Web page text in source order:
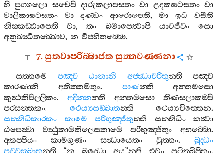
හි පුග‍්ගලො සචෙපි දාරුකලාපසතං වා උදකඝටසතං වා
වාලිකාඝටසතං
වා දණ‍්ඩං ආරොපෙති, මා ඉධ
වසීති
නික‍්කඩ‍්ඪාපෙති
වා,තං ඛමාපෙත්‍වාපි යාවජීවං
සො
අනුබන්‍ධිතබ‍්බොව, න විජහිතබ‍්බො.
7.සුතවාපරිබ‍්බාජකසුත‍්තවණ‍්ණනා
සත‍්තමෙ පඤ‍්ච ඨානානි අජ‍්ඣාචරිතුන‍්ති
පඤ‍්ච
කාරණානි
අතික‍්කමිතුං. පාණන‍්ති
අන‍්තමසො
කුන්‍ථකිපිල‍්ලිකං.අදින‍්නන‍්ති අන‍්තමසො
තිණසලාකම‍්පි
පරසන‍්තකං. ථෙය්‍යසඞ‍්ඛාතන‍්ති ථෙය්‍යචිත‍්තෙන.
සන‍්නිධිකාරකං
කාමෙ පරිභුඤ‍්ජිතුන‍්ති සන‍්නිධිං
කත්‍වා
ඨපෙත්‍වා
වත්‍ථුකාමකිලෙසකාමෙ පරිභුඤ‍්ජිතුං අභබ‍්බො.
අකප‍්පියං
කාමගුණං සන්‍ධායෙතං වුත‍්තං. බුද‍්ධං